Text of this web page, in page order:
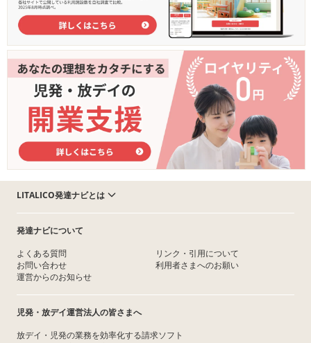
LITALICO発達ナビとは
発達ナビについて
よくある質問
お問い合わせ
運営からのお知らせ
リンク・引用について
利用者さまへのお願い
児発・放デイ運営法人の皆さまへ
放デイ・児発の業務を効率化する請求ソフト